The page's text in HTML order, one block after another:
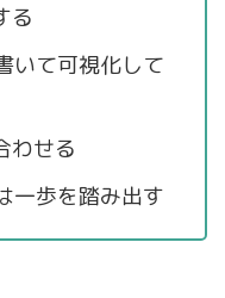
る
いて可視化して
わせる
一歩を踏み出す